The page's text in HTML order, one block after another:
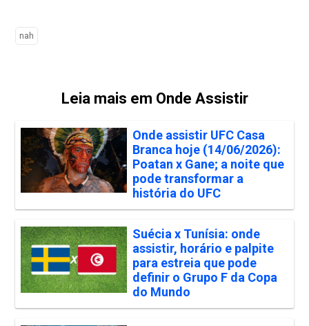
nah
Leia mais em Onde Assistir
Onde assistir UFC Casa
Branca hoje (14/06/2026):
Poatan x Gane; a noite que
pode transformar a
história do UFC
Suécia x Tunísia: onde
assistir, horário e palpite
para estreia que pode
definir o Grupo F da Copa
do Mundo